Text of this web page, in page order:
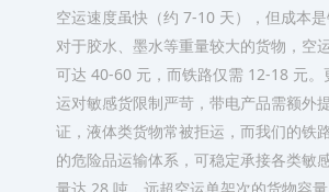
空运速度虽快（约 7-10 天），但成本是
对于胶水、墨水等重量较大的货物，空
可达 40-60 元，而铁路仅需 12-18 元。
运对敏感货限制严苛，带电产品需额外
证，液体类货物常被拒运，而我们的铁
的危险品运输体系，可稳定承接各类敏